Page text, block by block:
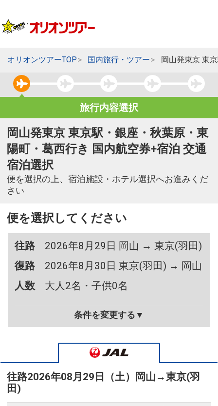
オリオンツアーTOP 国内旅行・ツアー 岡山発東京 東
旅行内容選択
岡山発東京 東京駅・銀座・秋葉原・東
陽町・葛西行き 国内航空券+宿泊 交通
宿泊選択
便を選択の上、宿泊施設・ホテル選択へお進みくだ
さい
便を選択してください
往路
2026年8月29日 岡山 → 東京(羽田)
復路
2026年8月30日 東京(羽田) → 岡山
人数
大人2名・子供0名
条件を変更する▼
往路2026年08月29日（土） 岡山 →東京(羽
田)